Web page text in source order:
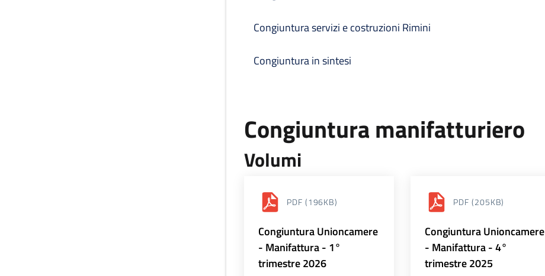
Congiuntura servizi e costruzioni Rimini
Congiuntura in sintesi
Congiuntura manifatturiero
Volumi
PDF (196KB)
Congiuntura Unioncamere
- Manifattura - 1°
trimestre 2026
PDF (205KB)
Congiuntura Unioncamere
- Manifattura - 4°
trimestre 2025